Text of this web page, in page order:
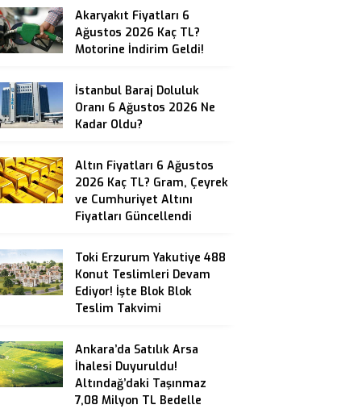
Akaryakıt Fiyatları 6
Ağustos 2026 Kaç TL?
Motorine İndirim Geldi!
İstanbul Baraj Doluluk
Oranı 6 Ağustos 2026 Ne
Kadar Oldu?
Altın Fiyatları 6 Ağustos
2026 Kaç TL? Gram, Çeyrek
ve Cumhuriyet Altını
Fiyatları Güncellendi
Toki Erzurum Yakutiye 488
Konut Teslimleri Devam
Ediyor! İşte Blok Blok
Teslim Takvimi
Ankara’da Satılık Arsa
İhalesi Duyuruldu!
Altındağ’daki Taşınmaz
7,08 Milyon TL Bedelle